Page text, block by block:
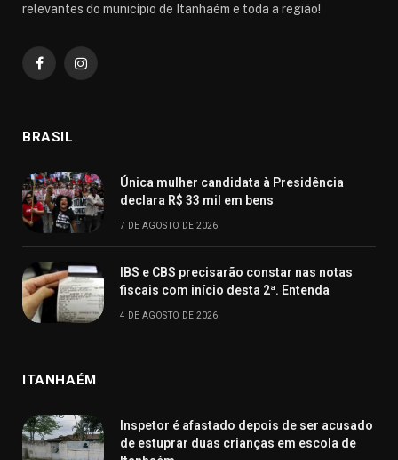
relevantes do município de Itanhaém e toda a região!
FacebookInstagram
BRASIL
Única mulher candidata à Presidência
declara R$ 33 mil em bens
7 DE AGOSTO DE 2026
IBS e CBS precisarão constar nas notas
fiscais com início desta 2ª. Entenda
4 DE AGOSTO DE 2026
ITANHAÉM
Inspetor é afastado depois de ser acusado
de estuprar duas crianças em escola de